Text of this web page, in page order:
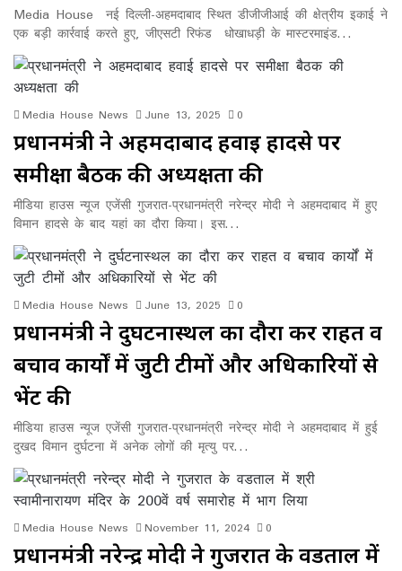
Media House नई दिल्ली-अहमदाबाद स्थित डीजीजीआई की क्षेत्रीय इकाई ने
एक बड़ी कार्रवाई करते हुए, जीएसटी रिफंड धोखाधड़ी के मास्टरमाइंड…
Media House News June 13, 2025 0
प्रधानमंत्री ने अहमदाबाद हवाई हादसे पर
समीक्षा बैठक की अध्यक्षता की
मीडिया हाउस न्यूज एजेंसी गुजरात-प्रधानमंत्री नरेन्द्र मोदी ने अहमदाबाद में हुए
विमान हादसे के बाद यहां का दौरा किया। इस…
Media House News June 13, 2025 0
प्रधानमंत्री ने दुर्घटनास्थल का दौरा कर राहत व
बचाव कार्यों में जुटी टीमों और अधिकारियों से
भेंट की
मीडिया हाउस न्यूज एजेंसी गुजरात-प्रधानमंत्री नरेन्द्र मोदी ने अहमदाबाद में हुई
दुखद विमान दुर्घटना में अनेक लोगों की मृत्यु पर…
Media House News November 11, 2024 0
प्रधानमंत्री नरेन्द्र मोदी ने गुजरात के वडताल में